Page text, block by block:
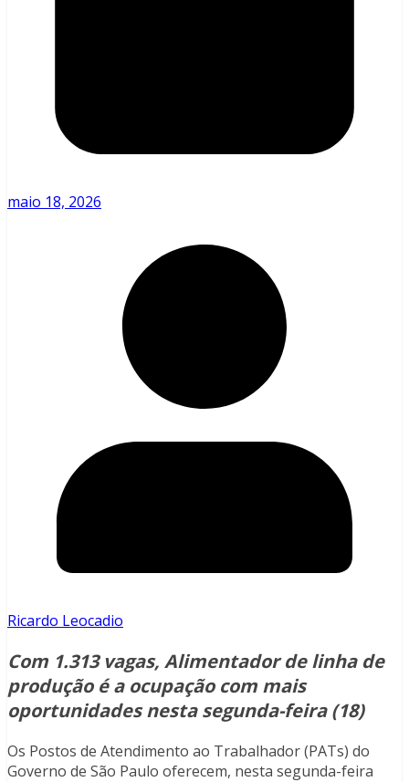
maio 18, 2026
Ricardo Leocadio
Com 1.313 vagas, Alimentador de linha de
produção é a ocupação com mais
oportunidades nesta segunda-feira (18)
Os Postos de Atendimento ao Trabalhador (PATs) do
Governo de São Paulo oferecem, nesta segunda-feira